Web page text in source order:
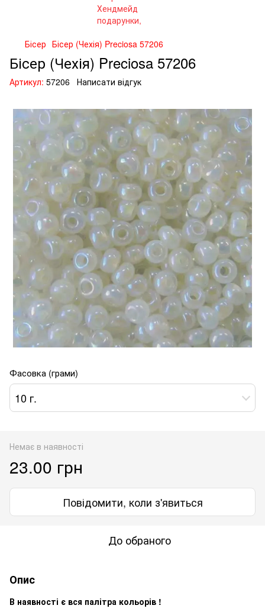
Бісер Бісер (Чехія) Preciosa 57206
Бісер (Чехія) Preciosa 57206
Артикул: 57206 Написати відгук
Фасовка (грами)
10 г.
Немає в наявності
23.00 грн
Повідомити, коли з'явиться
До обраного
Опис
В наявності є вся палітра кольорів !